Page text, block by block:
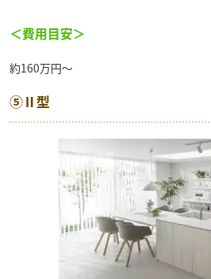
＜費用目安＞
約160万円～
⑤Ⅱ型